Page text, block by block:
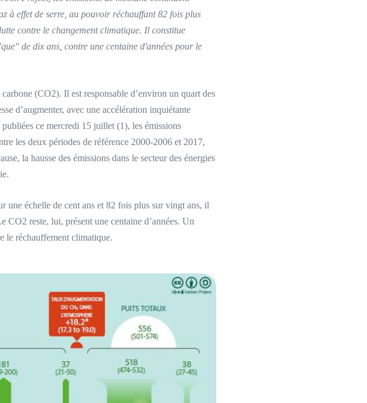
à effet de serre, au pouvoir réchauffant 82 fois plus
contre le changement climatique. Il constitue
de dix ans, contre une centaine d'années pour le
(CO2). Il est responsable d’environ un quart des
d’augmenter, avec une accélération inquiétante
ce mercredi 15 juillet (1), les émissions
les deux périodes de référence 2000-2006 et 2017,
la hausse des émissions dans le secteur des énergies
échelle de cent ans et 82 fois plus sur vingt ans, il
CO2 reste, lui, présent une centaine d’années. Un
le réchauffement climatique.